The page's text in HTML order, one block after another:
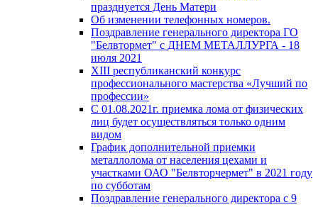
празднуется День Матери
Об изменении телефонных номеров.
Поздравление генерального директора ГО
"Белвтормет" с ДНЕМ МЕТАЛЛУРГА - 18
июля 2021
XIII республиканский конкурс
профессионального мастерства «Лучший по
профессии»
С 01.08.2021г. приемка лома от физических
лиц будет осуществляться только одним
видом
График дополнительной приемки
металлолома от населения цехами и
участками ОАО "Белвторчермет" в 2021 году
по субботам
Поздравление генерального директора с 9